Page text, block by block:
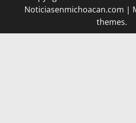
Noticiasenmichoacan.com |
themes.